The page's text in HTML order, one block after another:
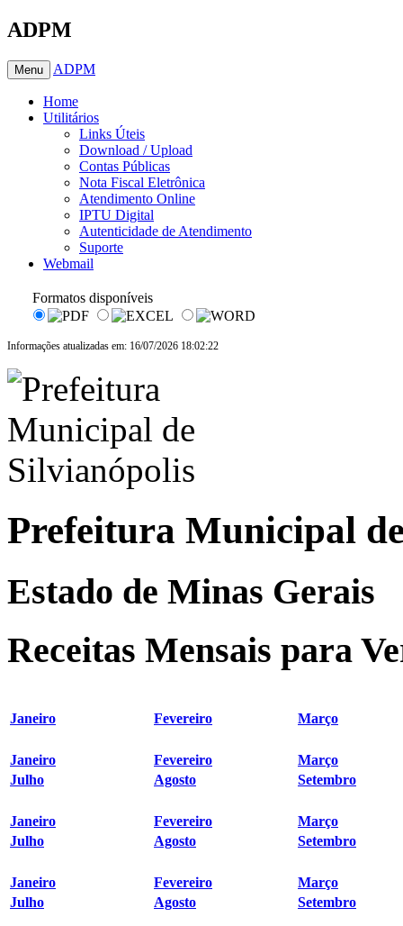
ADPM
Menu ADPM
Home
Utilitários
Links Úteis
Download / Upload
Contas Públicas
Nota Fiscal Eletrônica
Atendimento Online
IPTU Digital
Autenticidade de Atendimento
Suporte
Webmail
Formatos disponíveis
Informações atualizadas em: 16/07/2026 18:02:22
Prefeitura Municipal
Estado de Minas Gerais
Receitas Mensais para
Janeiro Fevereiro Março
Janeiro Fevereiro
Março
Julho
Agosto Setembro
Janeiro Fevereiro
Março
Julho
Agosto Setembro
Janeiro Fevereiro
Março
Julho
Agosto Setembro